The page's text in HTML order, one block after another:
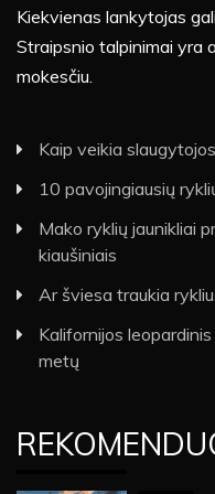
Kiekvienas lankytojas
Straipsnio talpinimai yra
mokesčiu.
Kaip veikia
10 pavojingiausių
Mako ryklių jaunikliai
kiaušiniais
Ar šviesa traukia
Kalifornijos
metų